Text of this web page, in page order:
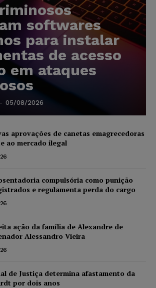
softwares
para instalar
de acesso
em ataques
- 05/08/2026
aprovações de canetas emagrecedoras
ao mercado ilegal
compulsória como punição
e regulamenta perda do cargo
ação da família de Alexandre de
Alessandro Vieira
de Justiça determina afastamento da
por dois anos